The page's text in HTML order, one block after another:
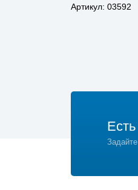
Артикул: 03592